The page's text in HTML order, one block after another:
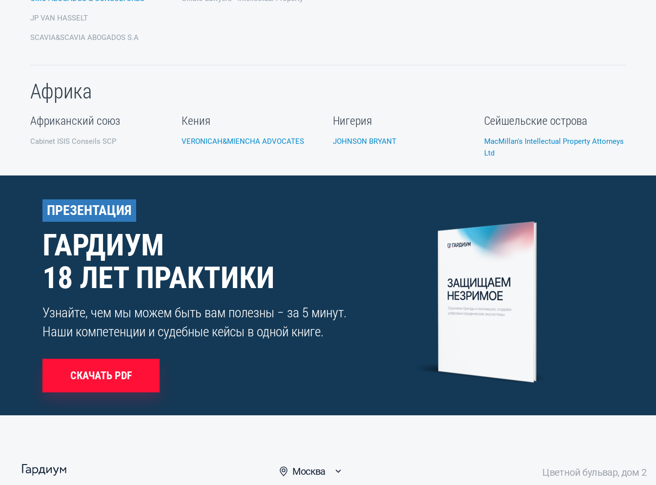
JP VAN HASSELT
SCAVIA&SCAVIA ABOGADOS S.A
Африка
Африканский союз
Cabinet ISIS Conseils SCP
Кения
VERONICAH&MIENCHA ADVOCATES
Нигерия
JOHNSON BRYANT
Сейшельские острова
MacMillan's Intellectual Property Attorneys
Ltd
ПРЕЗЕНТАЦИЯ
ГАРДИУМ
18 ЛЕТ ПРАКТИКИ
Узнайте, чем мы можем быть вам полезны − за 5 минут.
Наши компетенции и судебные кейсы в одной книге.
СКАЧАТЬ PDF
Москва Цветной бульвар, дом 2